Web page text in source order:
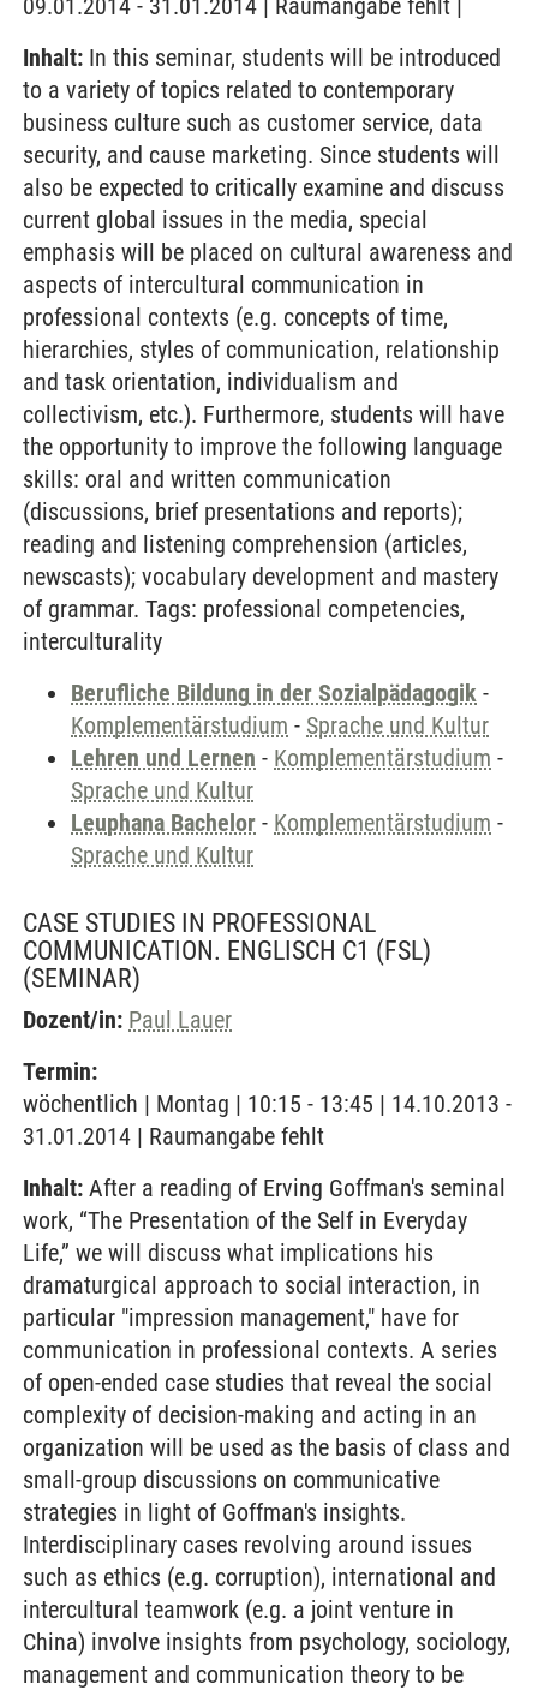
09.01.2014 - 31.01.2014 | Raumangabe fehlt |
Inhalt: In this seminar, students will be introduced
to a variety of topics related to contemporary
business culture such as customer service, data
security, and cause marketing. Since students will
also be expected to critically examine and discuss
current global issues in the media, special
emphasis will be placed on cultural awareness and
aspects of intercultural communication in
professional contexts (e.g. concepts of time,
hierarchies, styles of communication, relationship
and task orientation, individualism and
collectivism, etc.). Furthermore, students will have
the opportunity to improve the following language
skills: oral and written communication
(discussions, brief presentations and reports);
reading and listening comprehension (articles,
newscasts); vocabulary development and mastery
of grammar. Tags: professional competencies,
interculturality
Berufliche Bildung in der Sozialpädagogik -
Komplementärstudium - Sprache und Kultur
Lehren und Lernen - Komplementärstudium -
Sprache und Kultur
Leuphana Bachelor - Komplementärstudium -
Sprache und Kultur
CASE STUDIES IN PROFESSIONAL
COMMUNICATION. ENGLISCH C1 (FSL)
(SEMINAR)
Dozent/in: Paul Lauer
Termin:
wöchentlich | Montag | 10:15 - 13:45 | 14.10.2013 -
31.01.2014 | Raumangabe fehlt
Inhalt: After a reading of Erving Goffman's seminal
work, “The Presentation of the Self in Everyday
Life,” we will discuss what implications his
dramaturgical approach to social interaction, in
particular "impression management," have for
communication in professional contexts. A series
of open-ended case studies that reveal the social
complexity of decision-making and acting in an
organization will be used as the basis of class and
small-group discussions on communicative
strategies in light of Goffman's insights.
Interdisciplinary cases revolving around issues
such as ethics (e.g. corruption), international and
intercultural teamwork (e.g. a joint venture in
China) involve insights from psychology, sociology,
management and communication theory to be